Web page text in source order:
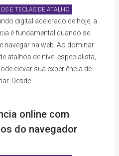
E TECLAS DE ATALHO
digital acelerado de hoje, a
é fundamental quando se
navegar na web. Ao dominar
atalhos de nível especialista,
elevar sua experiência de
Desde ...
online com
do navegador